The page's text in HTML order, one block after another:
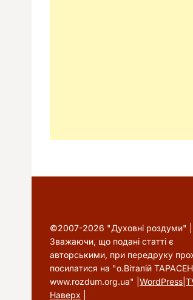
©2007-2026 "Духовні роздуми" |
Зважаючи, що подані статті є
авторськими, при передруку
посилатися на "о.Віталій
www.rozdum.org.ua" | WordPress
Наверх